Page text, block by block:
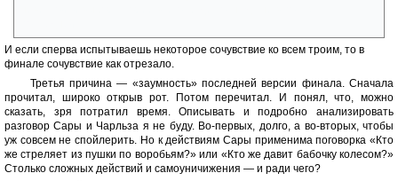
И если сперва испытываешь некоторое сочувствие ко всем троим, то в
финале сочувствие как отрезало.
Третья причина — «заумность» последней версии финала. Сначала
прочитал, широко открыв рот. Потом перечитал. И понял, что, можно
сказать, зря потратил время. Описывать и подробно анализировать
разговор Сары и Чарльза я не буду. Во-первых, долго, а во-вторых, чтобы
уж совсем не спойлерить. Но к действиям Сары применима поговорка «Кто
же стреляет из пушки по воробьям?» или «Кто же давит бабочку колесом?»
Столько сложных действий и самоуничижения — и ради чего?